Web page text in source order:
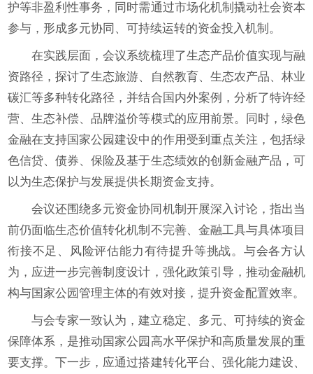
护等非盈利性事务，同时需通过市场化机制撬动社会资本
参与，形成多元协同、可持续运转的资金投入机制。
在实践层面，会议系统梳理了生态产品价值实现与融
资路径，探讨了生态旅游、自然教育、生态农产品、林业
碳汇等多种转化路径，并结合国内外案例，分析了特许经
营、生态补偿、品牌溢价等模式的应用前景。同时，绿色
金融在支持国家公园建设中的作用受到重点关注，包括绿
色信贷、债券、保险及基于生态绩效的创新金融产品，可
以为生态保护与发展提供长期资金支持。
会议还围绕多元资金协同机制开展深入讨论，指出当
前仍面临生态价值转化机制不完善、金融工具与具体项目
衔接不足、风险评估能力有待提升等挑战。与会各方认
为，应进一步完善制度设计，强化政策引导，推动金融机
构与国家公园管理主体的有效对接，提升资金配置效率。
与会专家一致认为，建立稳定、多元、可持续的资金
保障体系，是推动国家公园高水平保护和高质量发展的重
要支撑。下一步，应通过搭建转化平台、强化能力建设、